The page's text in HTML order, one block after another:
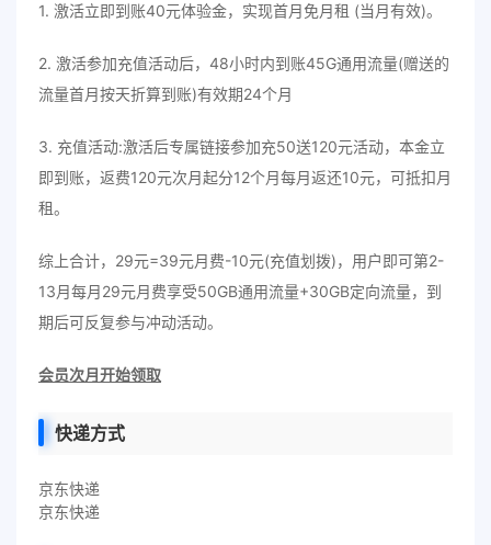
1. 激活立即到账40元体验金，实现首月免月租 (当月有效)。
2. 激活参加充值活动后，48小时内到账45G通用流量(赠送的
流量首月按天折算到账)有效期24个月
3. 充值活动:激活后专属链接参加充50送120元活动，本金立
即到账，返费120元次月起分12个月每月返还10元，可抵扣月
租。
综上合计，29元=39元月费-10元(充值划拨)，用户即可第2-
13月每月29元月费享受50GB通用流量+30GB定向流量，到
期后可反复参与冲动活动。
会员次月开始领取
快递方式
京东快递
京东快递